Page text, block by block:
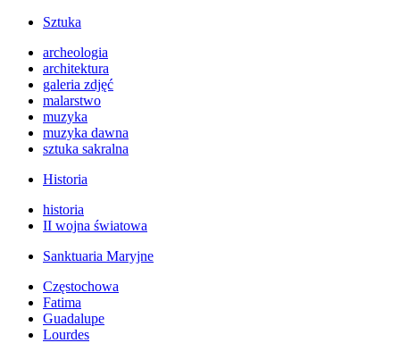
Sztuka
archeologia
architektura
galeria zdjęć
malarstwo
muzyka
muzyka dawna
sztuka sakralna
Historia
historia
II wojna światowa
Sanktuaria Maryjne
Częstochowa
Fatima
Guadalupe
Lourdes